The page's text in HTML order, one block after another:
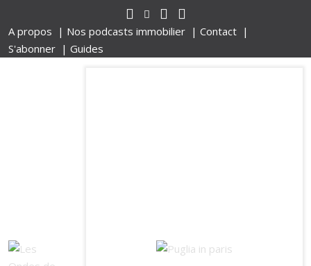
A propos | Nos podcasts immobilier | Contact |
S'abonner | Guides